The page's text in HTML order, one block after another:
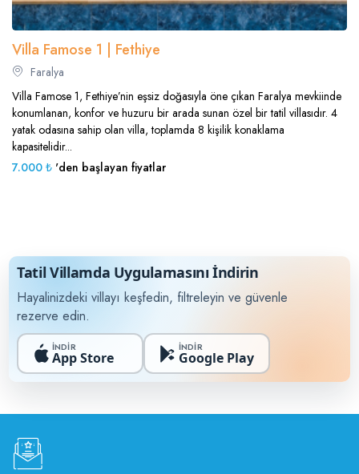
Villa Famose 1 | Fethiye
Faralya
Villa Famose 1, Fethiye’nin eşsiz doğasıyla öne çıkan Faralya mevkiinde
konumlanan, konfor ve huzuru bir arada sunan özel bir tatil villasıdır. 4
yatak odasına sahip olan villa, toplamda 8 kişilik konaklama
kapasitelidir...
7.000 ₺ 'den başlayan fiyatlar
Tatil Villamda Uygulamasını İndirin
Hayalinizdeki villayı keşfedin, filtreleyin ve güvenle
rezerve edin.
İNDİR
App Store
İNDİR
Google Play